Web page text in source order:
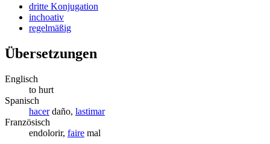
dritte Konjugation
inchoativ
regelmäßig
Übersetzungen
Englisch
to hurt
Spanisch
hacerdaño, lastimar
Französisch
endolorir, faire mal